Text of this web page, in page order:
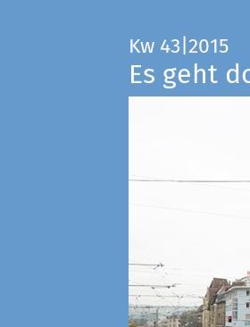
Kw 43|2015
Es geht